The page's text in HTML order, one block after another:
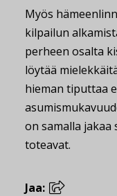
Myös
kilpailun
perheen osalta
löytää
hieman tiputtaa
on samalla
toteavat.
Jaa: